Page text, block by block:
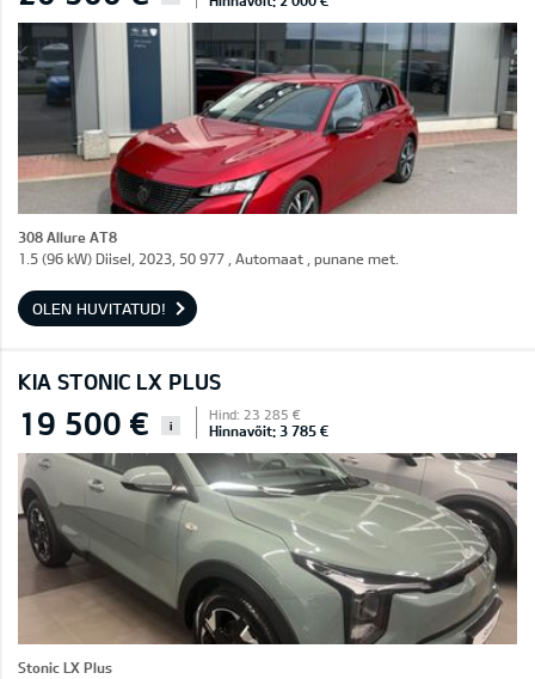
308 Allure AT8
1.5 (96 kW) Diisel, 2023, 50 977 , Automaat , punane met.
OLEN HUVITATUD!
KIA STONIC LX PLUS
19 500 € i
Hind: 23 285 €
Hinnavõit: 3 785 €
Stonic LX Plus